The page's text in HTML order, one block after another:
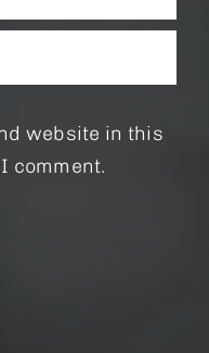
website in this
comment.